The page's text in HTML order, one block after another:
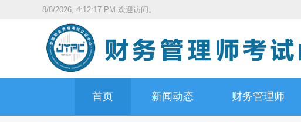
8/8/2026, 4:12:18 PM 欢迎访问。
首页 新闻动态 财务管理师